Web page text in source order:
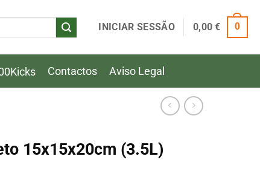
INICIAR SESSÃO 0,00€ 0
Contactos Aviso Legal
15x15x20cm (3.5L)